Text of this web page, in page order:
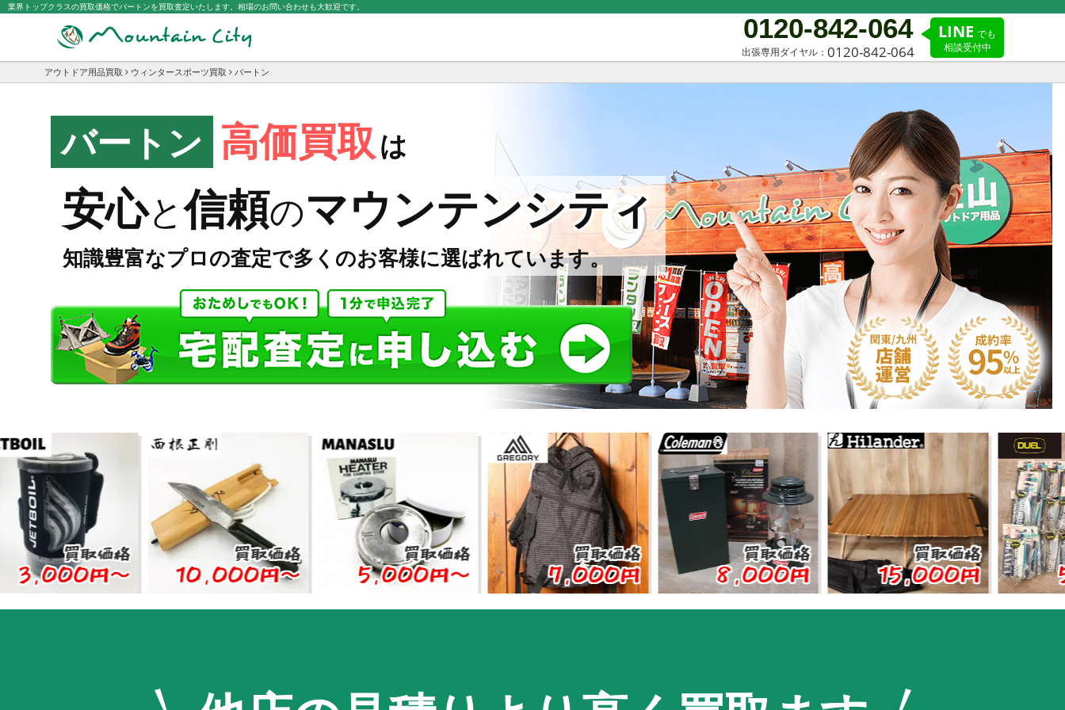
業界トップクラスの買取価格でバートンを買取査定いたします。相場のお問い合わせも大歓迎です。
LINE でも
相談受付中
0120-842-064
出張専用ダイヤル： 0120-842-064
アウトドア用品買取 ウィンタースポーツ買取 バートン
バートン 高価買取は
安心と信頼のマウンテンシティ
知識豊富なプロの査定で多くのお客様に選ばれています。
買取価格
円〜
買取価格
10,000円〜
買取価格
5,000円〜
買取価格
7,000円
買取価格
8,000円
買取価格
15,000円
買